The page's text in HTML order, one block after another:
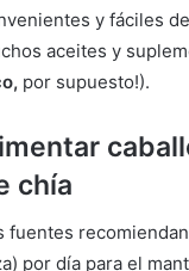
y fáciles
aceites y
por supuesto!).
chía
fuentes
por día para el